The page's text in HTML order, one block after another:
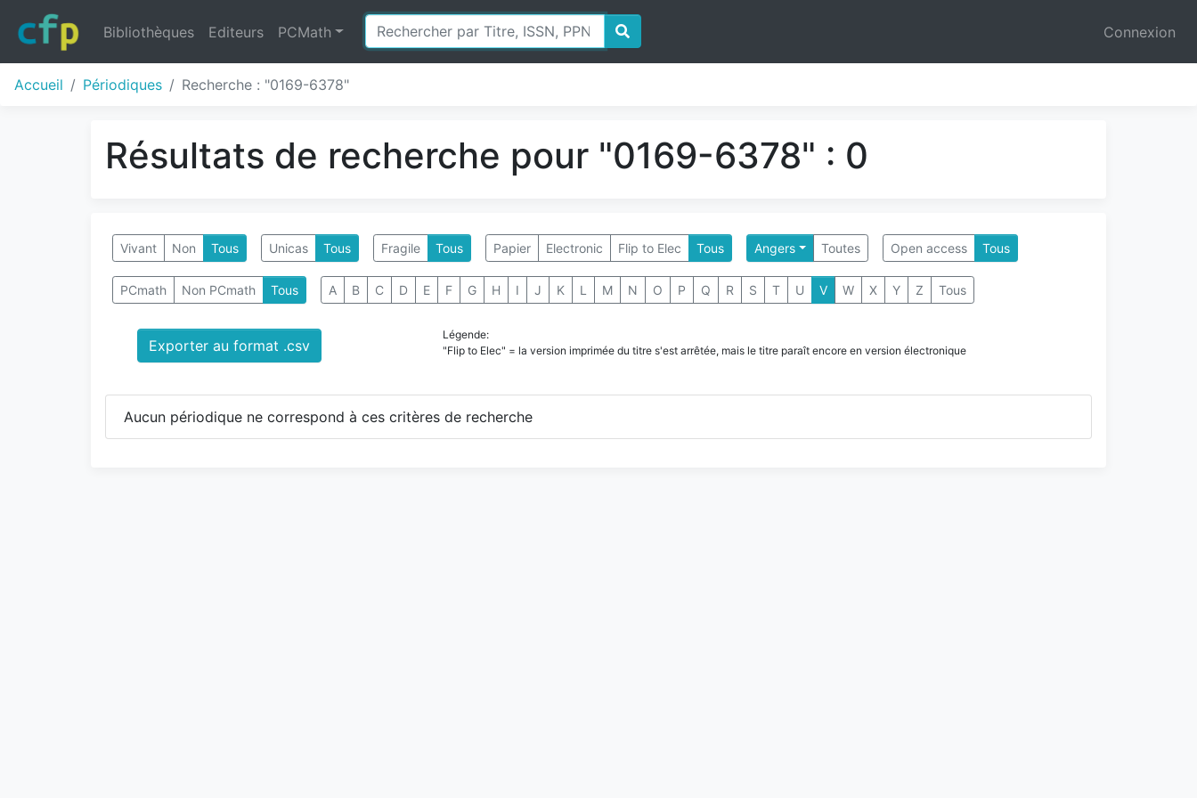
Bibliothèques Editeurs PCMath Connexion
Accueil Périodiques Recherche : "0169-6378"
Résultats de recherche pour "0169-6378" : 0
Vivant Non Tous Unicas Tous Fragile Tous Papier Electronic Flip to Elec Tous Angers Toutes Open access Tous
PCmath Non PCmath Tous A B C D E F G H I J K L M N O P Q R S T U V W X Y Z Tous
Exporter au format .csv
Légende:
"Flip to Elec" = la version imprimée du titre s'est arrêtée, mais le titre paraît encore en version électronique
Aucun périodique ne correspond à ces critères de recherche